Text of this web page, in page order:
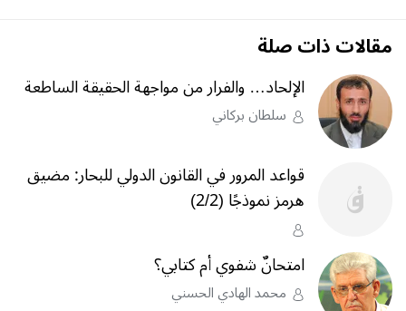
مقالات ذات صلة
الإلحاد… والفرار من مواجهة الحقيقة الساطعة
سلطان بركاني
قواعد المرور في القانون الدولي للبحار: مضيق
هرمز نموذجًا (2/2)
امتحانٌ شفوي أم كتابي؟
محمد الهادي الحسني